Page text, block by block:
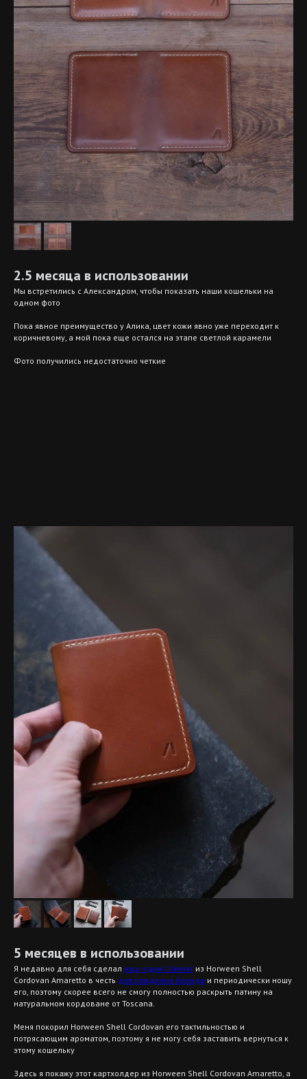
2.5 месяца в использовании
Мы встретились с Александром, чтобы показать наши кошельки на
одном фото
Пока явное преимущество у Алика, цвет кожи явно уже переходит к
коричневому, а мой пока еще остался на этапе светлой карамели
Фото получились недостаточно четкие
5 месяцев в использовании
Я недавно для себя сделал еще один Crawler из Horween Shell
Cordovan Amaretto в честь дня рождения бренда и периодически ношу
его, поэтому скорее всего не смогу полностью раскрыть патину на
натуральном кордоване от Toscana.
Меня покорил Horween Shell Cordovan его тактильностью и
потрясающим ароматом, поэтому я не могу себя заставить вернуться к
этому кошельку
Здесь я покажу этот картхолдер из Horween Shell Cordovan Amaretto, а